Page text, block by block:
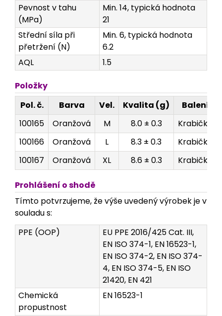
Pevnost v tahu
(MPa)
Min. 14, typická hodnota
21
Střední síla při
přetržení (N)
Min. 6, typická hodnota
6.2
AQL
1.5
Položky
Pol. č.
Barva Vel. Kvalita (g) Balení
100165
Oranžová M 8.0 ± 0.3
Krabička
100166
Oranžová L 8.3 ± 0.3
Krabička
100167
Oranžová XL 8.6 ± 0.3 Krabička
Prohlášení o shodě
Tímto potvrzujeme, že výše uvedený výrobek je v
souladu s:
PPE (OOP)
EU PPE 2016/425 Cat. III,
EN ISO 374-1, EN 16523-1,
EN ISO 374-2, EN ISO 374-
4, EN ISO 374-5, EN ISO
21420, EN 421
Chemická
propustnost
EN 16523-1